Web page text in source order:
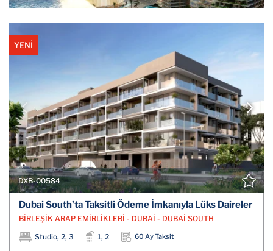
YENİ
DXB-00584
Dubai South'ta Taksitli Ödeme İmkanıyla Lüks Daireler
BİRLEŞİK ARAP EMİRLİKLERİ - DUBAİ - DUBAİ SOUTH
Studio, 2, 3
1, 2 60 Ay Taksit